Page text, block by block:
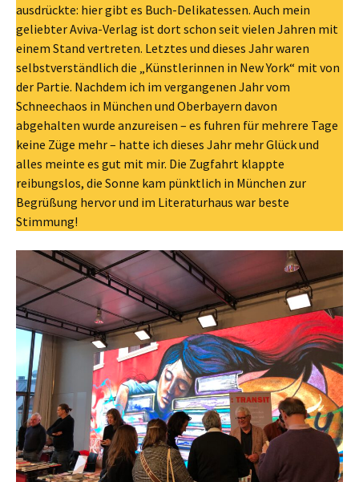
ausdrückte: hier gibt es Buch-Delikatessen. Auch mein
geliebter Aviva-Verlag ist dort schon seit vielen Jahren mit
einem Stand vertreten. Letztes und dieses Jahr waren
selbstverständlich die „Künstlerinnen in New York“ mit von
der Partie. Nachdem ich im vergangenen Jahr vom
Schneechaos in München und Oberbayern davon
abgehalten wurde anzureisen – es fuhren für mehrere Tage
keine Züge mehr – hatte ich dieses Jahr mehr Glück und
alles meinte es gut mit mir. Die Zugfahrt klappte
reibungslos, die Sonne kam pünktlich in München zur
Begrüßung hervor und im Literaturhaus war beste
Stimmung!